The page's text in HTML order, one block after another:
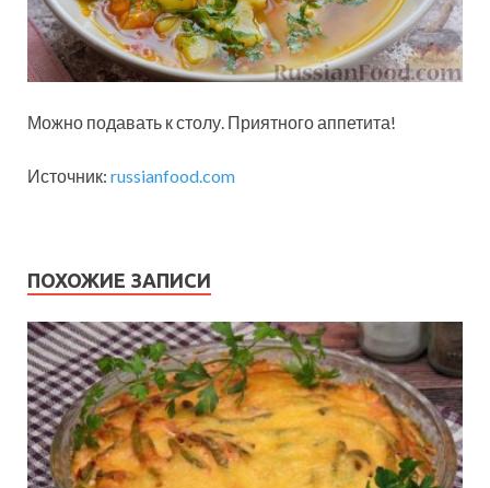
Можно подавать к столу. Приятного аппетита!
Источник: russianfood.com
ПОХОЖИЕ ЗАПИСИ